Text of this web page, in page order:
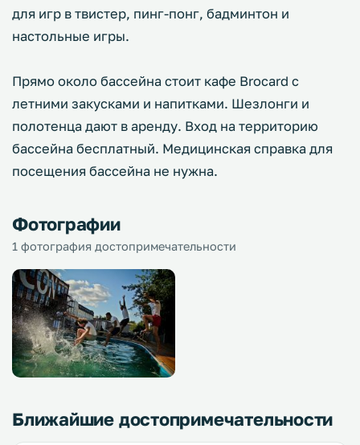
для игр в твистер, пинг-понг, бадминтон и
настольные игры.
Прямо около бассейна стоит кафе Brocard с
летними закусками и напитками. Шезлонги и
полотенца дают в аренду. Вход на территорию
бассейна бесплатный. Медицинская справка для
посещения бассейна не нужна.
Фотографии
1 фотография достопримечательности
Ближайшие достопримечательности